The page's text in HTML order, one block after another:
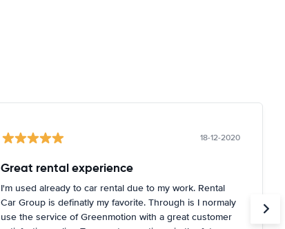
18-12-2020
Great rental experience
I'm used already to car rental due to my work. Rental
Car Group is definatly my favorite. Through is I normaly
use the service of Greenmotion with a great customer